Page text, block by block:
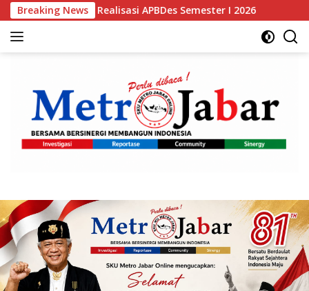
Langsung
ke
konten
Breaking News
APBDes Semester I 2026 Bupati Bogor Rudy